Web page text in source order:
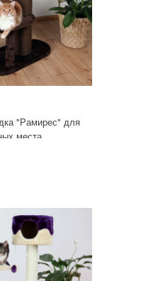
"Рамирес" для
места.